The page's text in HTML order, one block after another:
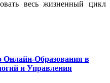
весь жизненный цикл
Онлайн-Образования в
и Управления